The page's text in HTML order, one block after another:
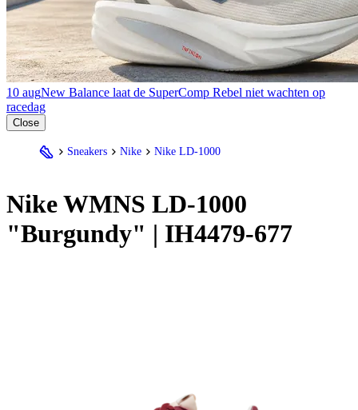
10 augNew Balance laat de SuperComp Rebel niet wachten op
racedag
Close
Sneakers Nike Nike LD-1000
NikeWMNS LD-1000
"Burgundy" | IH4479-677